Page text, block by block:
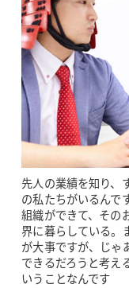
先人の業績を知り、
の私たちがいるんで
組織ができて、その
界に暮らしている。
が大事ですが、じゃ
できるだろうと考え
いうことなんです